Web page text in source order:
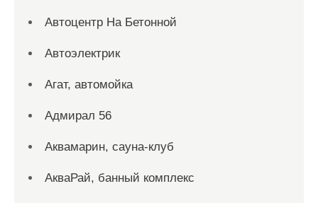
Автоцентр На Бетонной
Автоэлектрик
Агат, автомойка
Адмирал 56
Аквамарин, сауна-клуб
АкваРай, банный комплекс